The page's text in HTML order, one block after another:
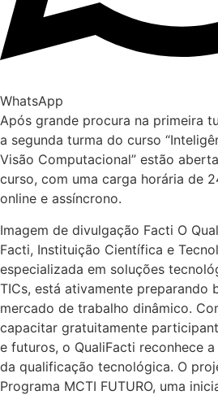
WhatsApp
Após grande procura na primeira
a segunda turma do curso
Visão Computacional” estão
curso, com uma carga horária de
online e assíncrono.
Imagem de divulgação Facti O
Facti, Instituição Científica e
especializada em soluções
TICs, está ativamente preparando
mercado de trabalho dinâmico.
capacitar gratuitamente
e futuros, o QualiFacti reconhece
da qualificação tecnológica. O
Programa MCTI FUTURO, uma